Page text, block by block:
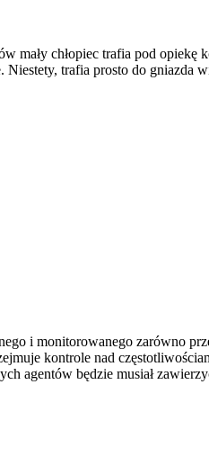
chłopiec trafia pod opiekę
Niestety, trafia prosto do
i monitorowanego zarówno
kontrole nad
będzie musiał